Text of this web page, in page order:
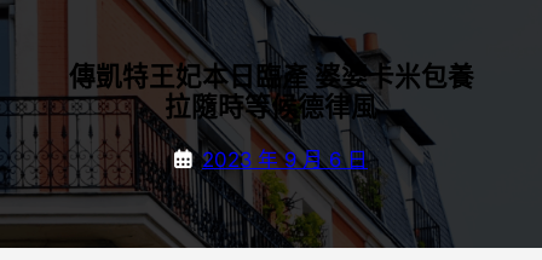
傳凱特王妃本日臨產 婆婆卡米包養
拉隨時等候德律風
2023 年 9 月 6 日